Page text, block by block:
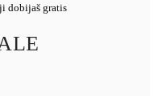
dobijaš gratis